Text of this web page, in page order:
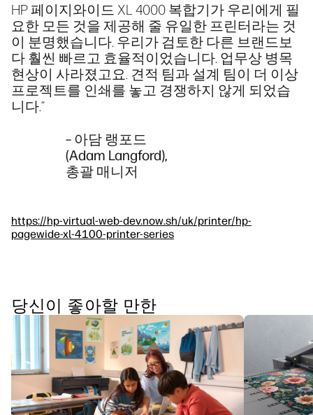
HP 페이지와이드 XL 4000 복합기가 우리에게 필
요한 모든 것을 제공해 줄 유일한 프린터라는 것
이 분명했습니다. 우리가 검토한 다른 브랜드보
다 훨씬 빠르고 효율적이었습니다. 업무상 병목
현상이 사라졌고요. 견적 팀과 설계 팀이 더 이상
프로젝트를 인쇄를 놓고 경쟁하지 않게 되었습
니다.”
– 아담 랭포드
(Adam Langford),
총괄 매니저
https://hp-virtual-web-dev.now.sh/uk/printer/hp-
pagewide-xl-4100-printer-series
당신이 좋아할 만한